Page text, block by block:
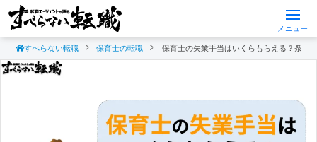
メニュー
すべらない転職 保育士の転職 保育士の失業手当はいくらもらえる？条件